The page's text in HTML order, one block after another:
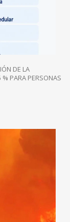
DE LA
% PARA PERSONAS